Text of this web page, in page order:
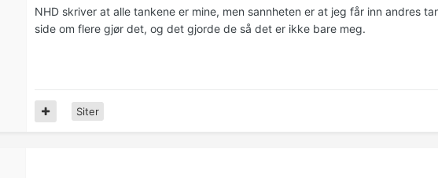
NHD skriver at alle tankene er mine, men sannheten er at jeg får inn andres
side om flere gjør det, og det gjorde de så det er ikke bare meg.
Siter